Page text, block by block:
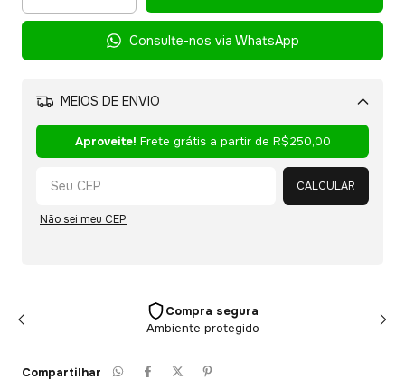
Consulte-nos via WhatsApp
MEIOS DE ENVIO
Aproveite! Frete grátis a partir de R$250,00
CALCULAR
Não sei meu CEP
Compra segura
Ambiente protegido
Compartilhar